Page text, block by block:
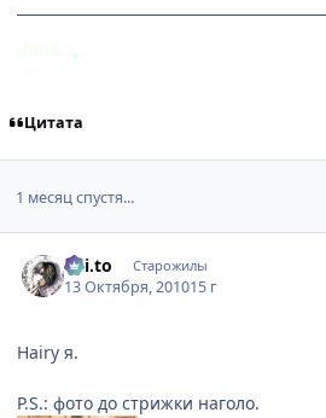
,
Цитата
1 месяц спустя...
Kai.to Старожилы
13 Октября, 201015 г
Hairy я.
P.S.: фото до стрижки наголо.